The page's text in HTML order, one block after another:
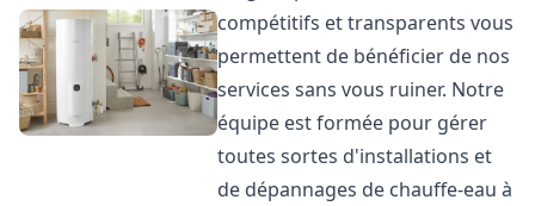
compétitifs et transparents vous
permettent de bénéficier de nos
services sans vous ruiner. Notre
équipe est formée pour gérer
toutes sortes d'installations et
de dépannages de chauffe-eau à